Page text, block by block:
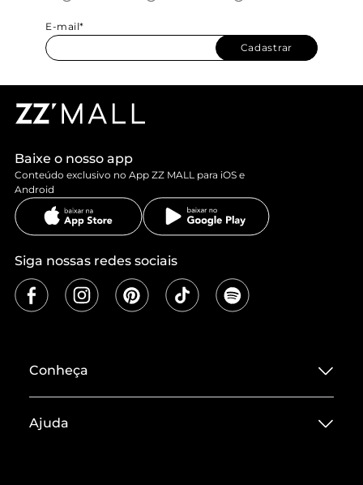
E-mail*
Cadastrar
Baixe o nosso app
Conteúdo exclusivo no App ZZ MALL para iOS e
Android
Siga nossas redes sociais
Conheça
Termos de Uso
Ajuda